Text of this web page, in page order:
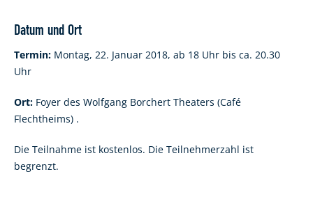
Datum und Ort
Termin: Montag, 22. Januar 2018, ab 18 Uhr bis ca. 20.30
Uhr
Ort: Foyer des Wolfgang Borchert Theaters (Café
Flechtheims) .
Die Teilnahme ist kostenlos. Die Teilnehmerzahl ist
begrenzt.